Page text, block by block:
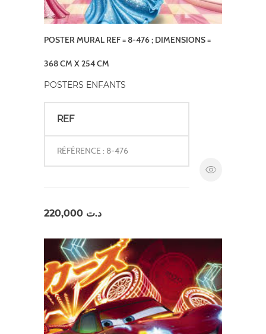
POSTER MURAL REF = 8-476 ; DIMENSIONS =
368 CM X 254 CM
POSTERS ENFANTS
REF
RÉFÉRENCE : 8-476
د.ت